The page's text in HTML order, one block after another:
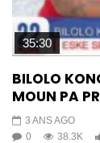
35:30
BILOLO
MOUN PA
3 ANS AGO
0
38.3K